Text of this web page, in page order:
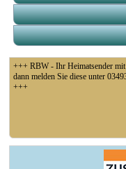
+++ RBW - Ihr Heimatsender
dann melden Sie diese unter
+++
+++ Coswig: Die Elfähre Coswig